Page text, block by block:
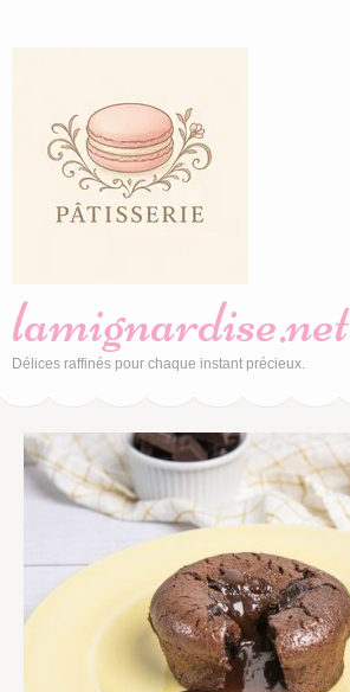
(Pressez
Entrée)
lamignardise.net
Délices raffinés pour chaque instant précieux.